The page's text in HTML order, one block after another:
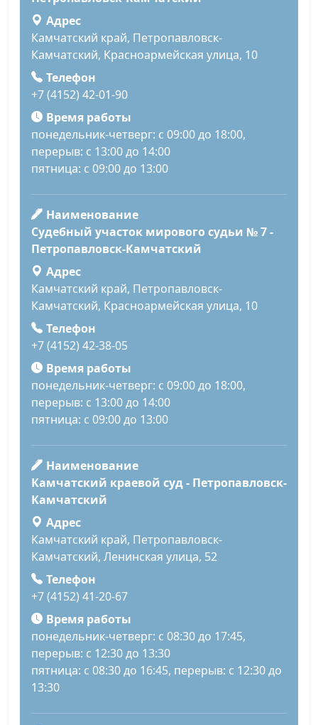
Адрес
Камчатский край, Петропавловск-
Камчатский, Красноармейская улица, 10
Телефон
+7 (4152) 42-01-90
Время работы
понедельник-четверг: с 09:00 до 18:00,
перерыв: с 13:00 до 14:00
пятница: с 09:00 до 13:00
Наименование
Судебный участок мирового судьи № 7 -
Петропавловск-Камчатский
Адрес
Камчатский край, Петропавловск-
Камчатский, Красноармейская улица, 10
Телефон
+7 (4152) 42-38-05
Время работы
понедельник-четверг: с 09:00 до 18:00,
перерыв: с 13:00 до 14:00
пятница: с 09:00 до 13:00
Наименование
Камчатский краевой суд - Петропавловск-
Камчатский
Адрес
Камчатский край, Петропавловск-
Камчатский, Ленинская улица, 52
Телефон
+7 (4152) 41-20-67
Время работы
понедельник-четверг: с 08:30 до 17:45,
перерыв: с 12:30 до 13:30
пятница: с 08:30 до 16:45, перерыв: с 12:30 до
13:30